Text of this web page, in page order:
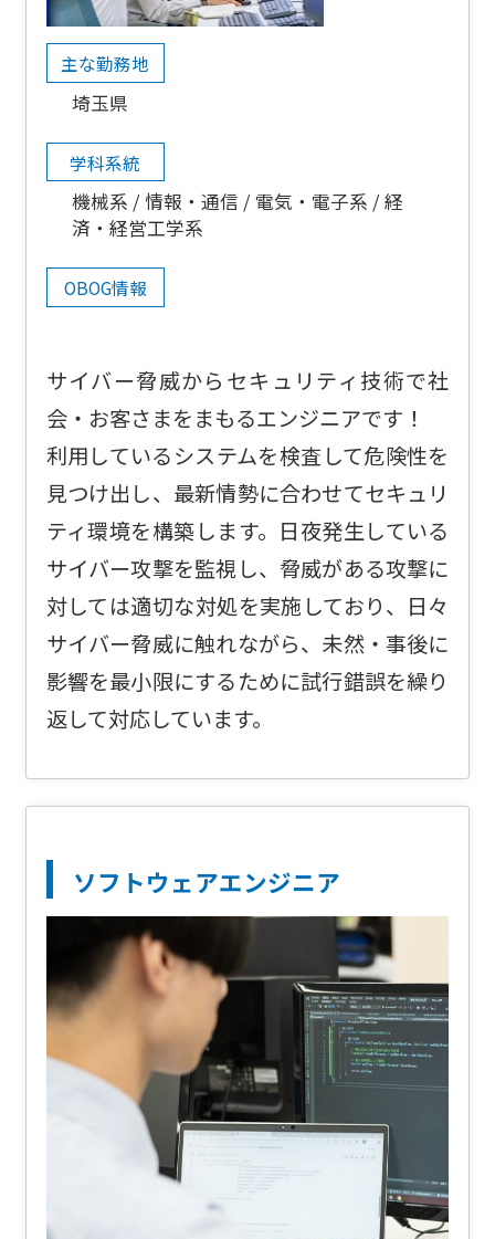
主な勤務地
埼玉県
学科系統
機械系 情報・通信 電気・電子系
経
済・経営工学系
OBOG情報
サイバー脅威からセキュリティ技術で社
会・お客さまをまもるエンジニアです！
利用しているシステムを検査して危険性を
見つけ出し、最新情勢に合わせてセキュリ
ティ環境を構築します。日夜発生している
サイバー攻撃を監視し、脅威がある攻撃に
対しては適切な対処を実施しており、日々
サイバー脅威に触れながら、未然・事後に
影響を最小限にするために試行錯誤を繰り
返して対応しています。
ソフトウェアエンジニア